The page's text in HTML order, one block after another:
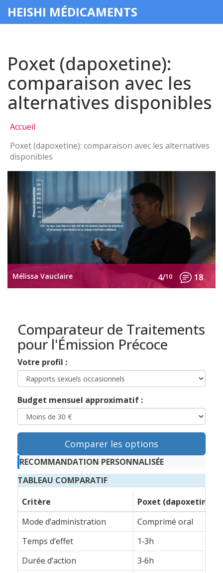
HEISHI MÉDICAMENTS
Poxet (dapoxetine):
comparaison avec les
alternatives disponibles
Accueil
Poxet (dapoxetine): comparaison avec les alternatives
disponibles
Mélissa Vauclaire 4/10 18
Comparateur de Traitements
pour l'Émission Précoce
Votre profil :
Budget mensuel approximatif :
Comparer les options
RECOMMANDATION PERSONNALISÉE
TABLEAU COMPARATIF
Critère
Poxet (dapoxetine)
Mode d’administration
Comprimé oral
Temps d’effet
1‑3h
Durée d’action
3‑6h